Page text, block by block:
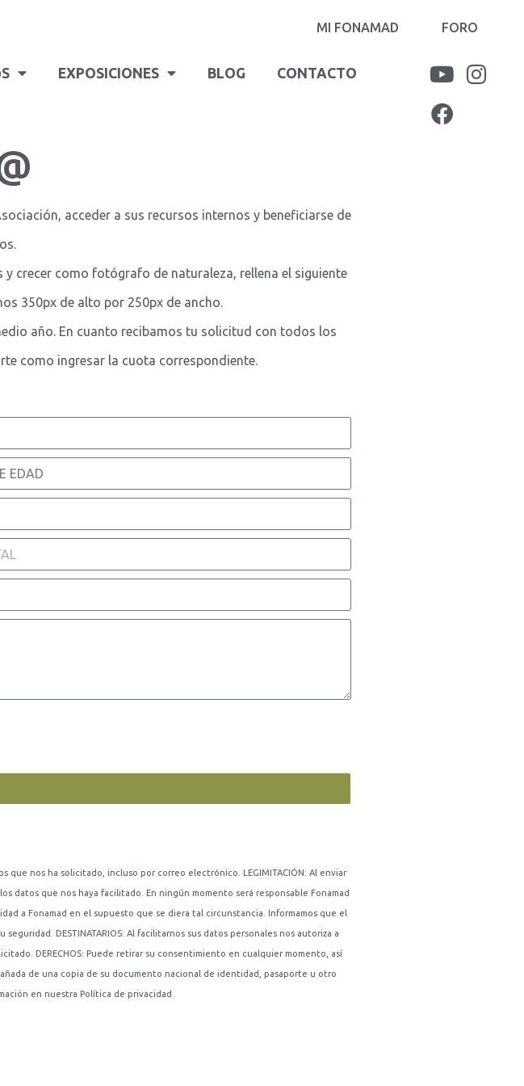
MI FONAMAD FORO
EXPOSICIONES BLOG CONTACTO
acceder a sus recursos internos y beneficiarse de
crecer como fotógrafo de naturaleza, rellena el siguiente
350px de alto por 250px de ancho.
año. En cuanto recibamos tu solicitud con todos los
como ingresar la cuota correspondiente.
que nos ha solicitado, incluso por correo electrónico. LEGIMITACIÓN: Al enviar
que nos haya facilitado. En ningún momento será responsable Fonamad
a Fonamad en el supuesto que se diera tal circunstancia. Informamos que el
DESTINATARIOS: Al facilitarnos sus datos personales nos autoriza a
DERECHOS: Puede retirar su consentimiento en cualquier momento, así
de una copia de su documento nacional de identidad, pasaporte u otro
en nuestra Política de privacidad.